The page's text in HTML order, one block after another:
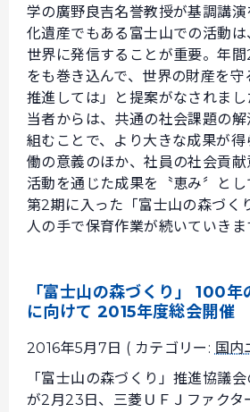
学の廣野良吉名誉教授が基調講
化遺産でもある富士山での活動
世界に発信することが重要。年
をも巻き込んで、世界の財産を守
推進しては」と提案がなされま
当者からは、共通の社会課題の
組むことで、より大きな成果が
働の意義のほか、社員の社会貢献
活動を通じた成果を〝恵み〞とし
第2期に入った「富士山の森づく
人の手で保育作業が続いていきま
「富士山の森づくり」 100
に向けて 2015年度総会開催
2016年5月7日 ( カテゴリー: 国内
「富士山の森づくり」推進協議
が2月23日、三菱ＵＦＪファクタ